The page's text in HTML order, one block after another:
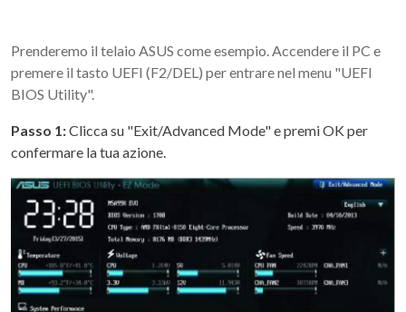
Prenderemo il telaio ASUS come esempio. Accendere il PC e
premere il tasto UEFI (F2/DEL) per entrare nel menu "UEFI
BIOS Utility".
Passo 1:Clicca su "Exit/Advanced Mode" e premi OK per
confermare la tua azione.